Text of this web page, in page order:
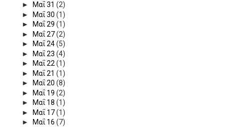
►
Μαΐ 31 (2)
►
Μαΐ 30 (1)
►
Μαΐ 29 (1)
►
Μαΐ 27(2)
►
Μαΐ 24(5)
►
Μαΐ 23 (4)
►
Μαΐ 22(1)
►
Μαΐ 21 (1)
►
Μαΐ 20 (8)
►
Μαΐ 19 (2)
►
Μαΐ 18 (1)
►
Μαΐ 17(1)
►
Μαΐ 16 (7)